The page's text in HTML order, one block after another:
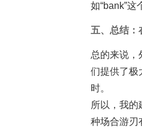
如“bank”这
五、总结：
总的来说，
们提供了极
时。
所以，我
种场合游刃